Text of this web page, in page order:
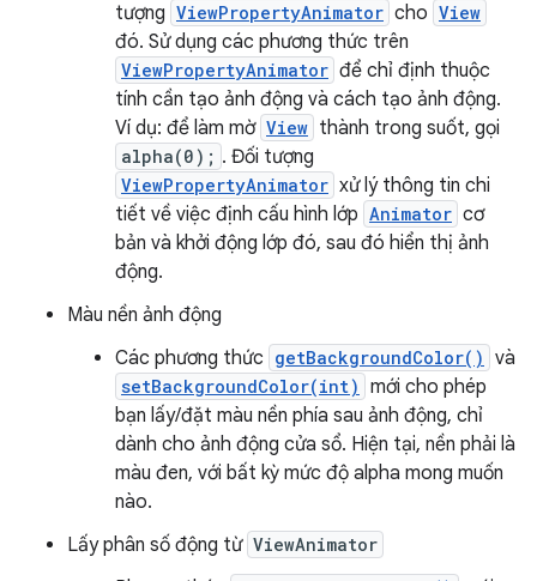
tượng ViewPropertyAnimator cho View
đó. Sử dụng các phương thức trên
ViewPropertyAnimator để chỉ định thuộc
tính cần tạo ảnh động và cách tạo ảnh động.
Ví dụ: để làm mờ View thành trong suốt, gọi
alpha(0); . Đối tượng
ViewPropertyAnimator xử lý thông tin chi
tiết về việc định cấu hình lớp Animator cơ
bản và khởi động lớp đó, sau đó hiển thị ảnh
động.
Màu nền ảnh động
Các phương thức getBackgroundColor() và
setBackgroundColor(int) mới cho phép
bạn lấy/đặt màu nền phía sau ảnh động, chỉ
dành cho ảnh động cửa sổ. Hiện tại, nền phải là
màu đen, với bất kỳ mức độ alpha mong muốn
nào.
Lấy phân số động từ ViewAnimator